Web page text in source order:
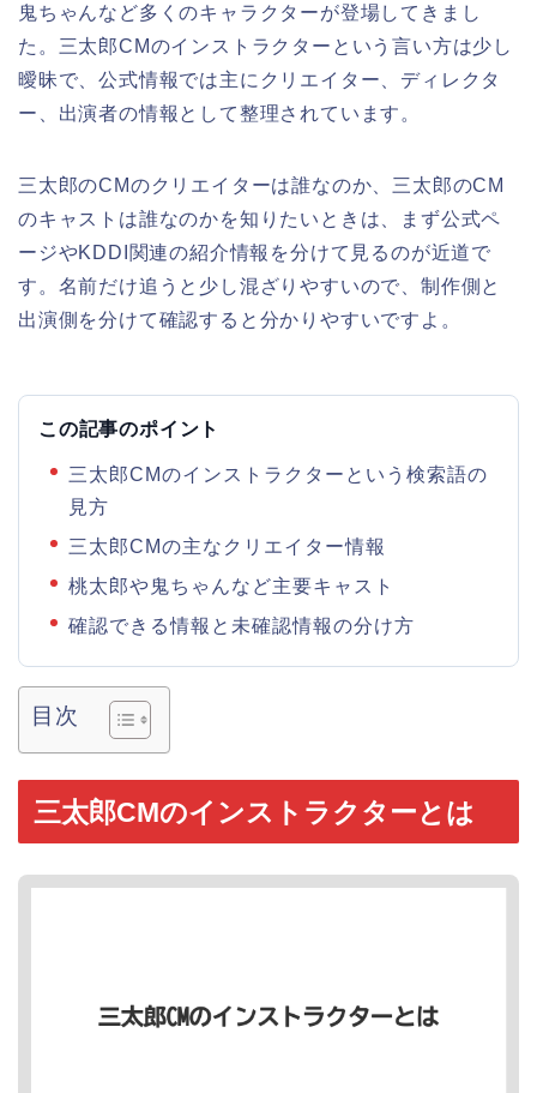
鬼ちゃんなど多くのキャラクターが登場してきまし
た。三太郎CMのインストラクターという言い方は少し
曖昧で、公式情報では主にクリエイター、ディレクタ
ー、出演者の情報として整理されています。
三太郎のCMのクリエイターは誰なのか、三太郎のCM
のキャストは誰なのかを知りたいときは、まず公式ペ
ージやKDDI関連の紹介情報を分けて見るのが近道で
す。名前だけ追うと少し混ざりやすいので、制作側と
出演側を分けて確認すると分かりやすいですよ。
この記事のポイント
三太郎CMのインストラクターという検索語の
見方
三太郎CMの主なクリエイター情報
桃太郎や鬼ちゃんなど主要キャスト
確認できる情報と未確認情報の分け方
目次
三太郎CMのインストラクターとは